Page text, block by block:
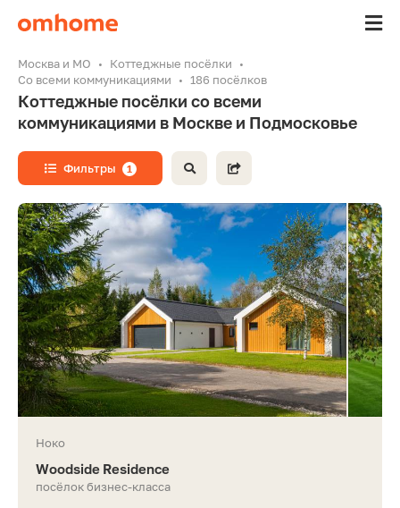
Москва и МО
Коттеджные посёлки
Со всеми коммуникациями
186 посёлков
Коттеджные посёлки со всеми
коммуникациями в Москве и Подмосковье
Фильтры 1
Ноко
Woodside Residence
посёлок бизнес-класса